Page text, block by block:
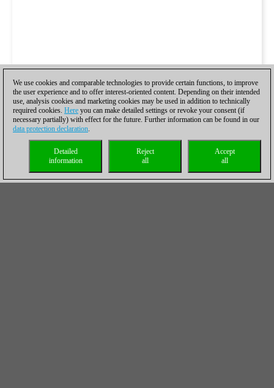
We use cookies and comparable technologies to provide certain functions, to improve
the user experience and to offer interest-oriented content. Depending on their intended
use, analysis cookies and marketing cookies may be used in addition to technically
required cookies. Here you can make detailed settings or revoke your consent (if
necessary partially) with effect for the future. Further information can be found in our
data protection declaration.
Accept
all
Reject
all
Detailed
information